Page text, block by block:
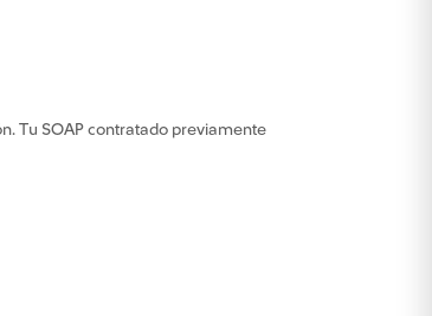
Tu SOAP contratado previamente